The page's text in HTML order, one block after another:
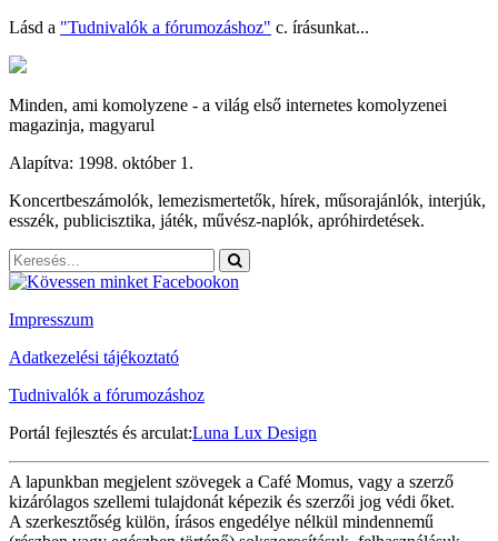
Lásd a "Tudnivalók a fórumozáshoz" c. írásunkat...
Minden, ami komolyzene - a világ első internetes komolyzenei
magazinja, magyarul
Alapítva: 1998. október 1.
Koncertbeszámolók, lemezismertetők, hírek, műsorajánlók, interjúk,
esszék, publicisztika, játék, művész-naplók, apróhirdetések.
Impresszum
Adatkezelési tájékoztató
Tudnivalók a fórumozáshoz
Portál fejlesztés és arculat:Luna Lux Design
A lapunkban megjelent szövegek a Café Momus, vagy a szerző
kizárólagos szellemi tulajdonát képezik és szerzői jog védi őket.
A szerkesztőség külön, írásos engedélye nélkül mindennemű